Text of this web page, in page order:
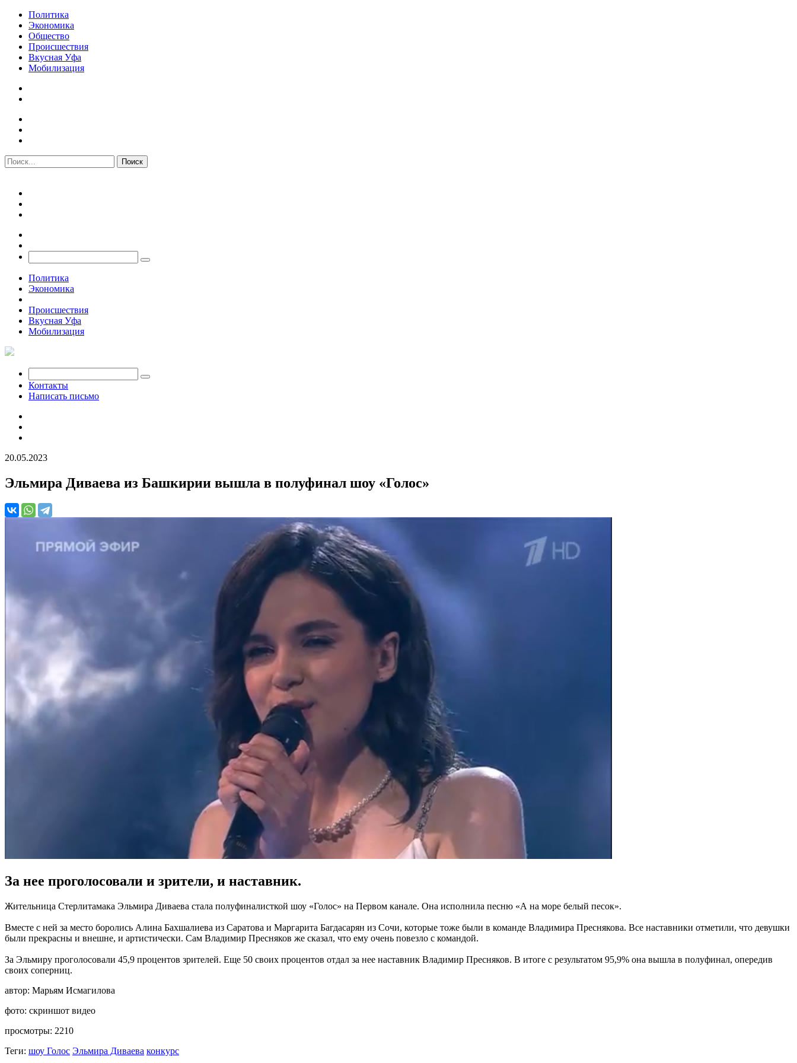
Политика
Экономика
Общество
Происшествия
Вкусная Уфа
Мобилизация
Политика
Экономика
Происшествия
Вкусная Уфа
Мобилизация
Контакты
Написать письмо
20.05.2023
Эльмира Диваева из Башкирии вышла в полуфинал шоу «Голос»
За нее проголосовали и зрители, и наставник.
Жительница Стерлитамака Эльмира Диваева стала полуфиналисткой шоу «Голос» на Первом канале. Она исполнила песню «А на море белый песок».
Вместе с ней за место боролись Алина Бахшалиева из Саратова и Маргарита Багдасарян из Сочи, которые тоже были в команде Владимира Преснякова. Все наставники отметили, что девушки
были прекрасны и внешне, и артистически. Сам Владимир Пресняков же сказал, что ему очень повезло с командой.
За Эльмиру проголосовали 45,9 процентов зрителей. Еще 50 своих процентов отдал за нее наставник Владимир Пресняков. В итоге с результатом 95,9% она вышла в полуфинал, опередив
своих соперниц.
автор: Марьям Исмагилова
фото: скриншот видео
просмотры: 2210
Теги: шоу Голос Эльмира Диваева конкурс